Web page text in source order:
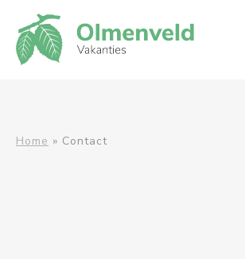
Home » Contact